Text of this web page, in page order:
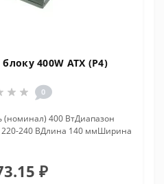
400W ATX (P4)
0
400 ВтДиапазон
220-240 ВДлина 140 ммШирина
₽